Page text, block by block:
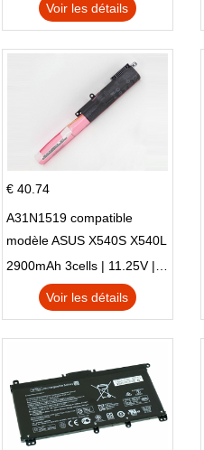
Voir les détails
€ 40.74
A31N1519 compatible
modèle ASUS X540S X540L
X540LA-SI302 X540SA
X540S
Voir les détails